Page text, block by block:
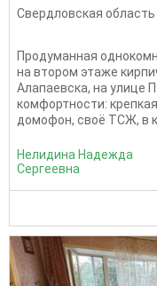
Свердловская область
Продуманная
на втором этаже
Алапаевска, на улице
комфортности:
домофон, своё ТСЖ, в
Нелидина Надежда
Сергеевна